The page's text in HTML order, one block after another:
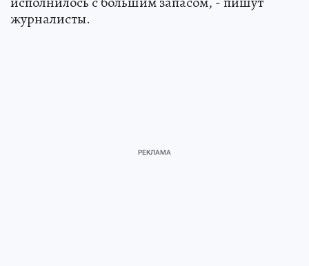
журналисты.